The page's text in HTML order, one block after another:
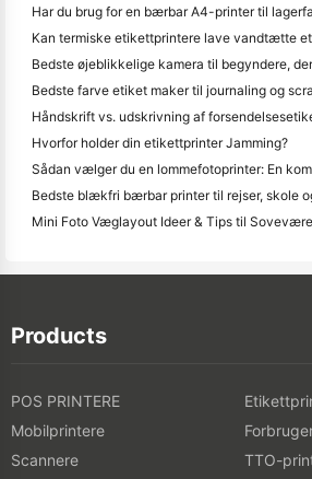
Hvorfor holder din etikettprinter Jamming?
Products
POS PRINTERE
Mobilprintere
Scannere
TTO-